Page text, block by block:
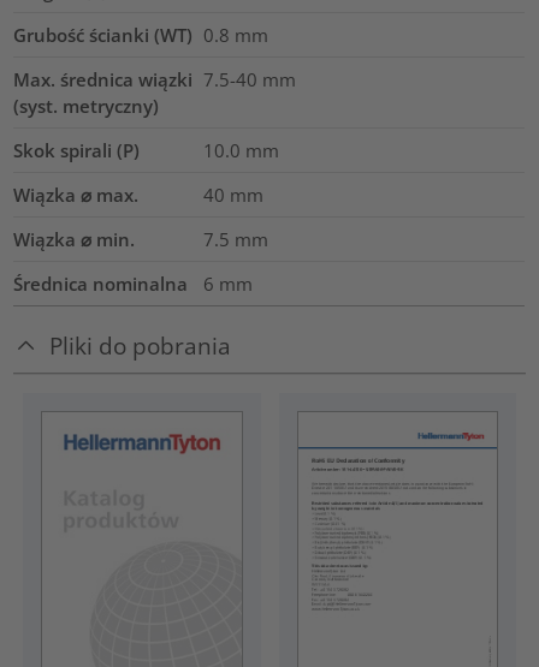
Grubość ścianki (WT) 0.8 mm
Max. średnica wiązki
(syst. metryczny)
7.5-40 mm
Skok spirali (P) 10.0 mm
Wiązka ⌀ max.
40 mm
Wiązka ⌀ min.
7.5 mm
Średnica nominalna
6 mm
Pliki do pobrania